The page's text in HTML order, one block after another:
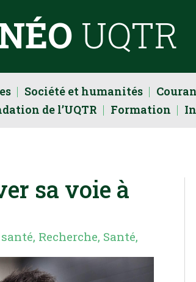
UQTR
Société et humanités
de l’UQTR Formation
sa voie à
, Recherche, Santé,